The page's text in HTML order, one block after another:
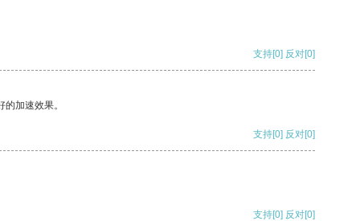
支持[0] 反对[0]
加速效果。
支持[0] 反对[0]
支持[0] 反对[0]